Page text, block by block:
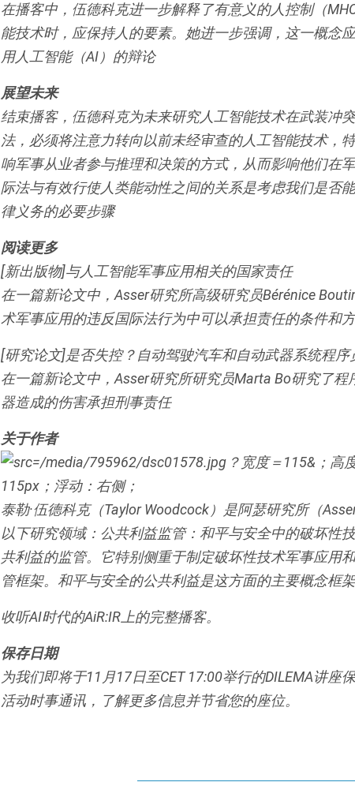
在播客中，伍德科克进一步解释了有意义的人控制（
能技术时，应保持人的要素。她进一步强调，这一概念
用人工智能（AI）的辩论
展望未来
结束播客，伍德科克为未来研究人工智能技术在武装冲
法，必须将注意力转向以前未经审查的人工智能技术，
响军事从业者参与推理和决策的方式，从而影响他们在
际法与有效行使人类能动性之间的关系是考虑我们是否
律义务的必要步骤
阅读更多
[新出版物]与人工智能军事应用相关的国家责任
在一篇新论文中，Asser研究所高级研究员Bérénice
术军事应用的违反国际法行为中可以承担责任的条件和
[研究论文]是否失控？自动驾驶汽车和自动武器系统程序
在一篇新论文中，Asser研究所研究员Marta Bo研究了
器造成的伤害承担刑事责任
关于作者
泰勒·伍德科克（Taylor Woodcock）是阿瑟研究所（
以下研究领域：公共利益监管：和平与安全中的破坏性
共利益的监管。它特别侧重于制定破坏性技术军事应用
管框架。和平与安全的公共利益是这方面的主要概念框架
收听AI时代的AiR:IR上的完整播客。
保存日期
为我们即将于11月17日至CET 17:00举行的DILEMA讲座
活动时事通讯，了解更多信息并节省您的座位。